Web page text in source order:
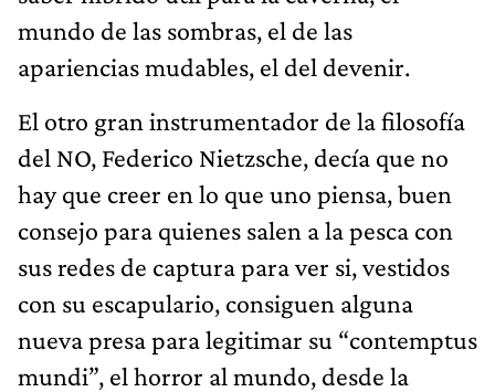
mundo de las sombras, el de las
apariencias mudables, el del devenir.
El otro gran instrumentador de la filosofía
del NO, Federico Nietzsche, decía que no
hay que creer en lo que uno piensa, buen
consejo para quienes salen a la pesca con
sus redes de captura para ver si, vestidos
con su escapulario, consiguen alguna
nueva presa para legitimar su “contemptus
mundi”, el horror al mundo, desde la